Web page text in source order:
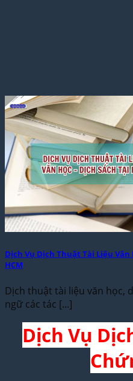
Dịch Vụ Dịch Thuật Tài Liệu
HCM
Dịch thuật tài liệu văn học,
ngữ các tác [...]
Dịch Vụ